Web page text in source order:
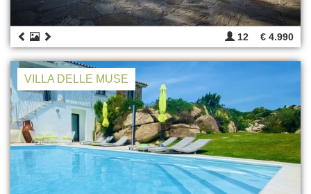
12 € 4.990
VILLA DELLE MUSE